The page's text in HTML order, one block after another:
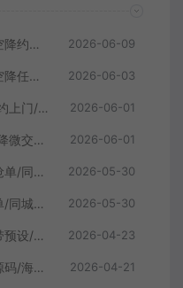
海外空降相亲任务系统/多语言空降约炮/同城任务 2026-06-09
多语言空降约炮任务系统/韩国空降任务/前端VUE 2026-06-03
空降约炮系统/酒店路费认证/预约上门/多级分销 2026-06-01
新版海外空降约炮/日本相亲/空降微交易/多语言空降认证 2026-06-01
多语言空降刷单彩票系统/空降抢单/同城任务/系统彩 2026-05-30
海外空降彩票刷单系统/空降抢单/同城任务/系统彩 2026-05-30
越南空降约炮同城任务/系统彩带预设/前端vue 2026-04-23
多语言空降刷单系统/抢单刷单源码/海外空降抢单 2026-04-21